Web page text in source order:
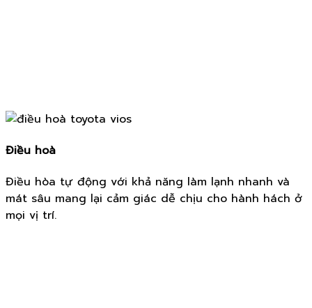
Điều hoà
Điều hòa tự động với khả năng làm lạnh nhanh và
mát sâu mang lại cảm giác dễ chịu cho hành hách ở
mọi vị trí.